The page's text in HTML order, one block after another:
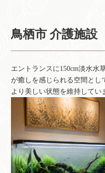
鳥栖市 介護施設
エントランスに150cm淡水水
が癒しを感じられる空間とし
より美しい状態を維持してい